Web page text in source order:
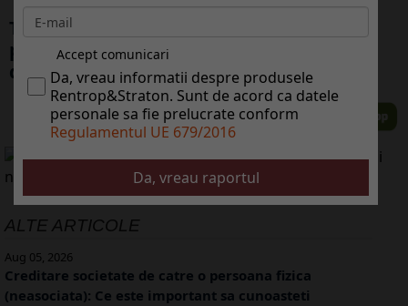
Transportatorii maritimi trebuie s aib
polie de asigurare pentru accidente i
decesul cltorilor
ALTE ARTICOLE
Aug 05, 2026
Creditare societate de catre o persoana fizica
(neasociata): Ce este important sa cunoasteti
Accept comunicari
Da, vreau informatii despre produsele
Rentrop&Straton. Sunt de acord ca datele
personale sa fie prelucrate conform
Regulamentul UE 679/2016